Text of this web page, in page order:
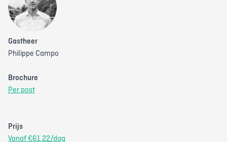
Gastheer
Philippe Campo
Brochure
Per post
Prijs
Vanaf €61,22/dag